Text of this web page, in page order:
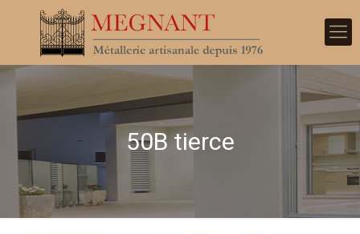
50B tierce